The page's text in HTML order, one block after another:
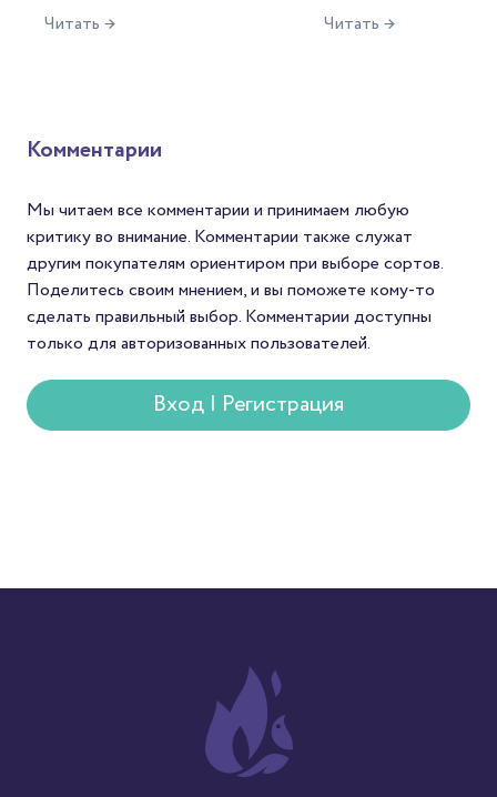
Фруктовая Руанда пришла к
Kawacom, с которой мы
основания Torrefacto.
Читать →
Суматра выдержанная,
Читать →
Комментарии
Мы читаем все комментарии и принимаем любую
критику во внимание. Комментарии также служат
другим покупателям ориентиром при выборе сортов.
Поделитесь своим мнением, и вы поможете кому-то
сделать правильный выбор. Комментарии доступны
только для авторизованных пользователей.
Вход | Регистрация